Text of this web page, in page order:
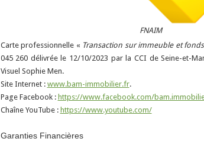
FNAIM
Carte professionnelle « Transaction sur immeuble et
045 260 délivrée le 12/10/2023 par la CCI de Seine-et-
Visuel Sophie Men.
Site Internet : www.bam-immobilier.fr.
Page Facebook : https://www.facebook.com/
Chaîne YouTube : https://www.youtube.com/
Garanties Financières